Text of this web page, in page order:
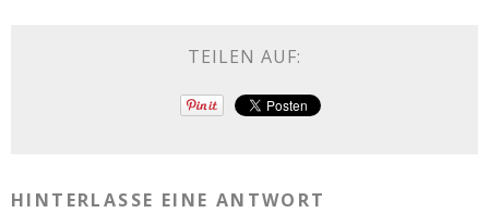
TEILEN AUF:
HINTERLASSE EINE ANTWORT